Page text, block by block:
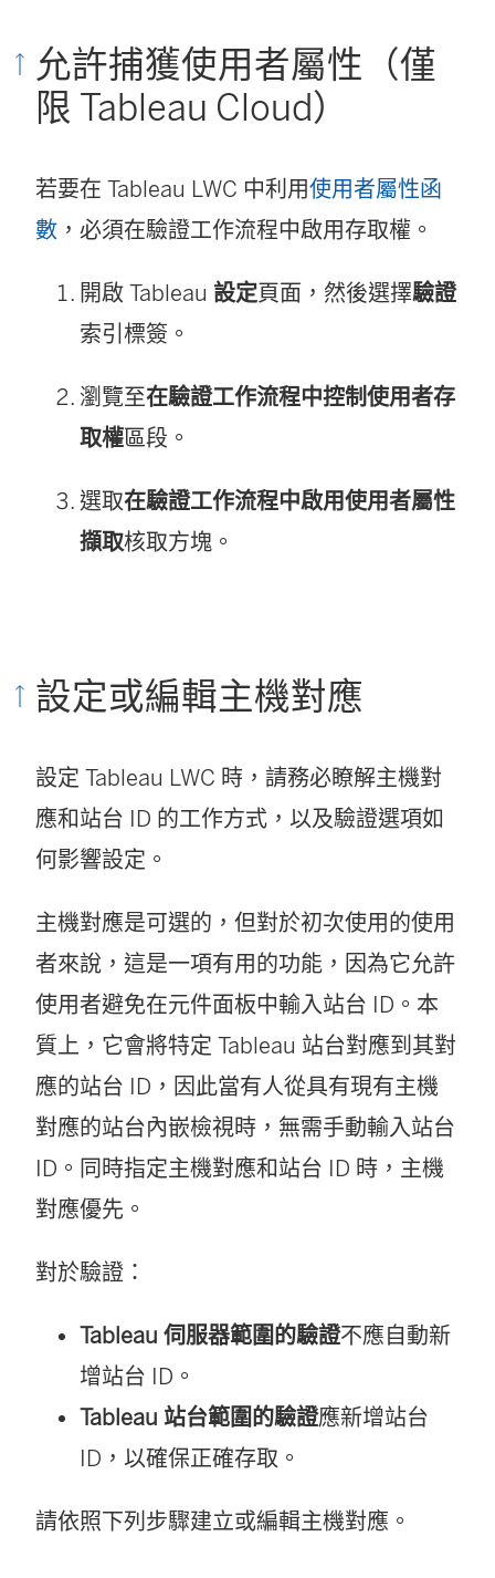
啟
允許捕獲使用者屬性（僅
限 Tableau Cloud）
若要在 Tableau LWC 中利用使用者屬性函
數 ，必須在驗證工作流程中啟用存取權。
開啟 Tableau 設定頁面，然後選擇驗證
索引標簽。
瀏覽至在驗證工作流程中控制使用者存
取權區段。
選取在驗證工作流程中啟用使用者屬性
擷取核取方塊。
設定或編輯主機對應
設定 Tableau LWC 時，請務必瞭解主機對
應和站台 ID 的工作方式，以及驗證選項如
何影響設定。
主機對應是可選的，但對於初次使用的使用
者來說，這是一項有用的功能，因為它允許
使用者避免在元件面板中輸入站台 ID。本
質上，它會將特定 Tableau 站台對應到其對
應的站台 ID，因此當有人從具有現有主機
對應的站台內嵌檢視時，無需手動輸入站台
ID。同時指定主機對應和站台 ID 時，主機
對應優先。
對於驗證：
Tableau 伺服器範圍的驗證不應自動新
增站台 ID。
Tableau 站台範圍的驗證應新增站台
ID，以確保正確存取。
請依照下列步驟建立或編輯主機對應。